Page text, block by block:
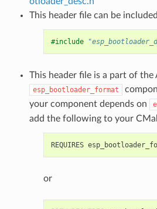
This header file can be
#include
This header file is a part of the
esp_bootloader_format
your component depends on
add the following to your
or